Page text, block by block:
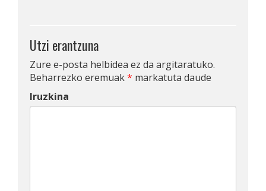
Utzi erantzuna
Zure e-posta helbidea ez da argitaratuko.
Beharrezko eremuak* markatuta daude
Iruzkina